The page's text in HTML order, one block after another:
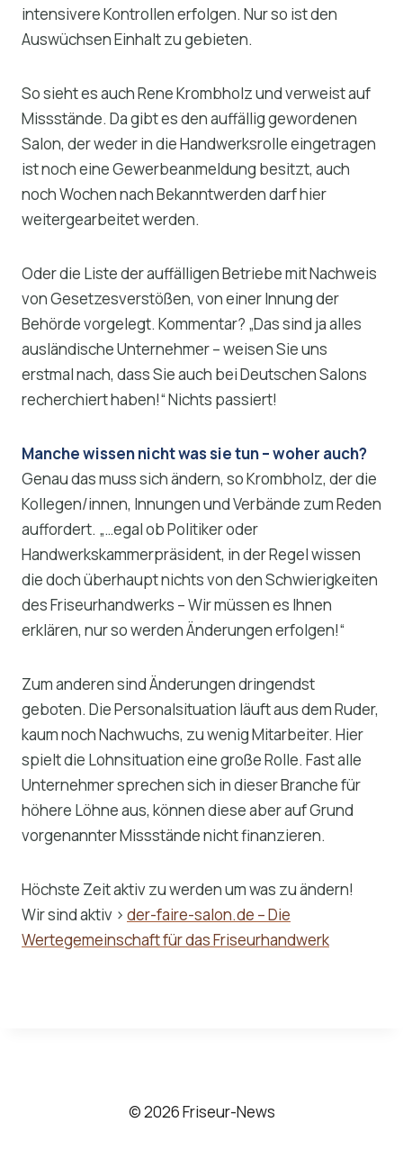
intensivere Kontrollen erfolgen. Nur so ist den
Auswüchsen Einhalt zu gebieten.
So sieht es auch Rene Krombholz und verweist auf
Missstände. Da gibt es den auffällig gewordenen
Salon, der weder in die Handwerksrolle eingetragen
ist noch eine Gewerbeanmeldung besitzt, auch
noch Wochen nach Bekanntwerden darf hier
weitergearbeitet werden.
Oder die Liste der auffälligen Betriebe mit Nachweis
von Gesetzesverstößen, von einer Innung der
Behörde vorgelegt. Kommentar? „Das sind ja alles
ausländische Unternehmer – weisen Sie uns
erstmal nach, dass Sie auch bei Deutschen Salons
recherchiert haben!“ Nichts passiert!
Manche wissen nicht was sie tun – woher auch?
Genau das muss sich ändern, so Krombholz, der die
Kollegen/innen, Innungen und Verbände zum Reden
auffordert. „…egal ob Politiker oder
Handwerkskammerpräsident, in der Regel wissen
die doch überhaupt nichts von den Schwierigkeiten
des Friseurhandwerks – Wir müssen es Ihnen
erklären, nur so werden Änderungen erfolgen!“
Zum anderen sind Änderungen dringendst
geboten. Die Personalsituation läuft aus dem Ruder,
kaum noch Nachwuchs, zu wenig Mitarbeiter. Hier
spielt die Lohnsituation eine große Rolle. Fast alle
Unternehmer sprechen sich in dieser Branche für
höhere Löhne aus, können diese aber auf Grund
vorgenannter Missstände nicht finanzieren.
Höchste Zeit aktiv zu werden um was zu ändern!
Wir sind aktiv > der-faire-salon.de – Die
Wertegemeinschaft für das Friseurhandwerk
© 2026 Friseur-News